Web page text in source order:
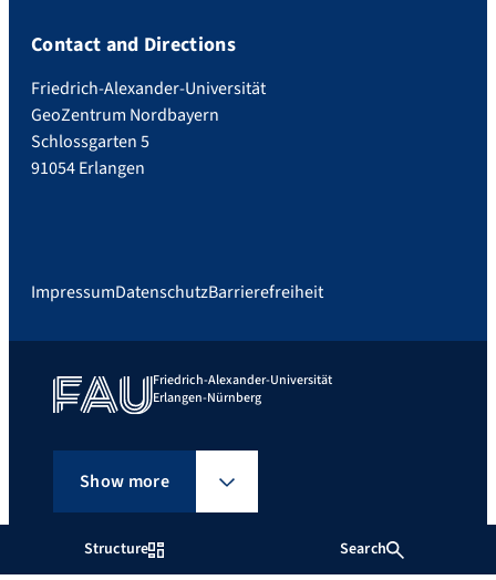
Structure Search
Contact and Directions
Friedrich-Alexander-Universität
GeoZentrum Nordbayern
Schlossgarten 5
91054 Erlangen
ImpressumDatenschutzBarrierefreiheit
Friedrich-Alexander-Universität
Erlangen-Nürnberg
Show more